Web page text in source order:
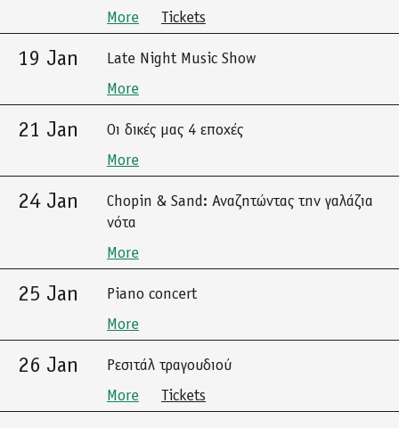
More
Tickets
19 Jan
Late Night Music Show
More
21 Jan
Οι δικές μας 4 εποχές
More
24 Jan
Chopin & Sand: Αναζητώντας την γαλάζια
νότα
More
25 Jan
Piano concert
More
26 Jan
Ρεσιτάλ τραγουδιού
More
Tickets